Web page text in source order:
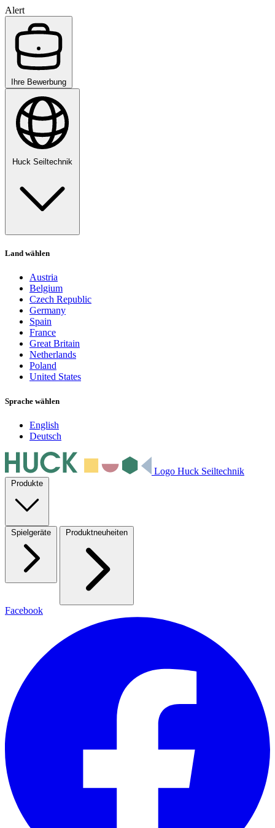
Alert
Ihre Bewerbung
Huck Seiltechnik
Land wählen
Austria
Belgium
Czech Republic
Germany
Spain
France
Great Britain
Netherlands
Poland
United States
Sprache wählen
English
Deutsch
Logo Huck Seiltechnik
Produkte
Spielgeräte Produktneuheiten
Facebook